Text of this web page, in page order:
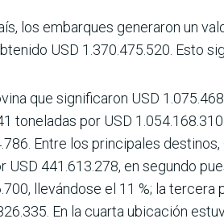
los embarques generaron un
USD 1.370.475.520. Esto
que significa­ron USD
tonela­das por USD
Entre los princi­pales
441.613.278, en segundo
llevándose el 11 %; la tercera
En la cuarta ubicación